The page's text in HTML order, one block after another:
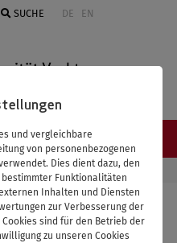
und vergleichbare
von personenbezogenen
Dies dient dazu, den
Funktionalitäten
Inhalten und Diensten
zur Verbesserung der
sind für den Betrieb der
zu unseren Cookies
SUCHE DE EN
≡